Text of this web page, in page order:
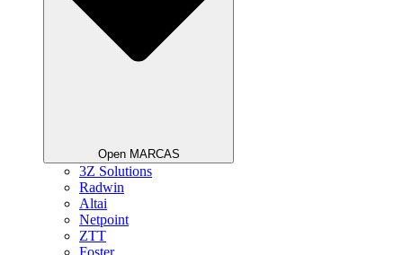
Open MARCAS
3Z Solutions
Radwin
Altai
Netpoint
ZTT